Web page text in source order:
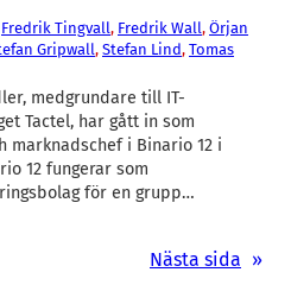
Fredrik Tingvall, Fredrik Wall, Örjan
Gripwall, Stefan Lind, Tomas
medgrundare till IT-
Tactel, har gått in som
marknadschef i Binario 12 i
12 fungerar som
för en grupp…
Nästa sida »